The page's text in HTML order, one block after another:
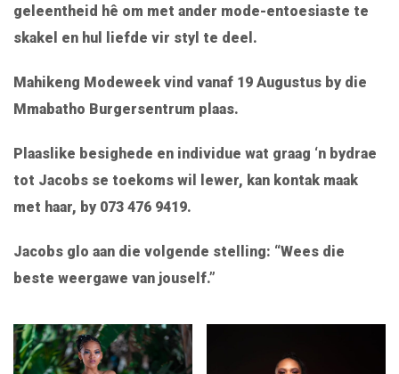
geleentheid hê om met ander mode-entoesiaste te
skakel en hul liefde vir styl te deel.
Mahikeng Modeweek vind vanaf 19 Augustus by die
Mmabatho Burgersentrum plaas.
Plaaslike besighede en individue wat graag ‘n bydrae
tot Jacobs se toekoms wil lewer, kan kontak maak
met haar, by 073 476 9419.
Jacobs glo aan die volgende stelling: “Wees die
beste weergawe van jouself.”